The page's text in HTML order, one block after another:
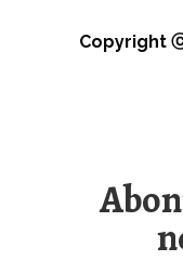
Copyright